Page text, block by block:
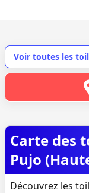
Voir toutes les
Carte des
Pujo
Découvrez les